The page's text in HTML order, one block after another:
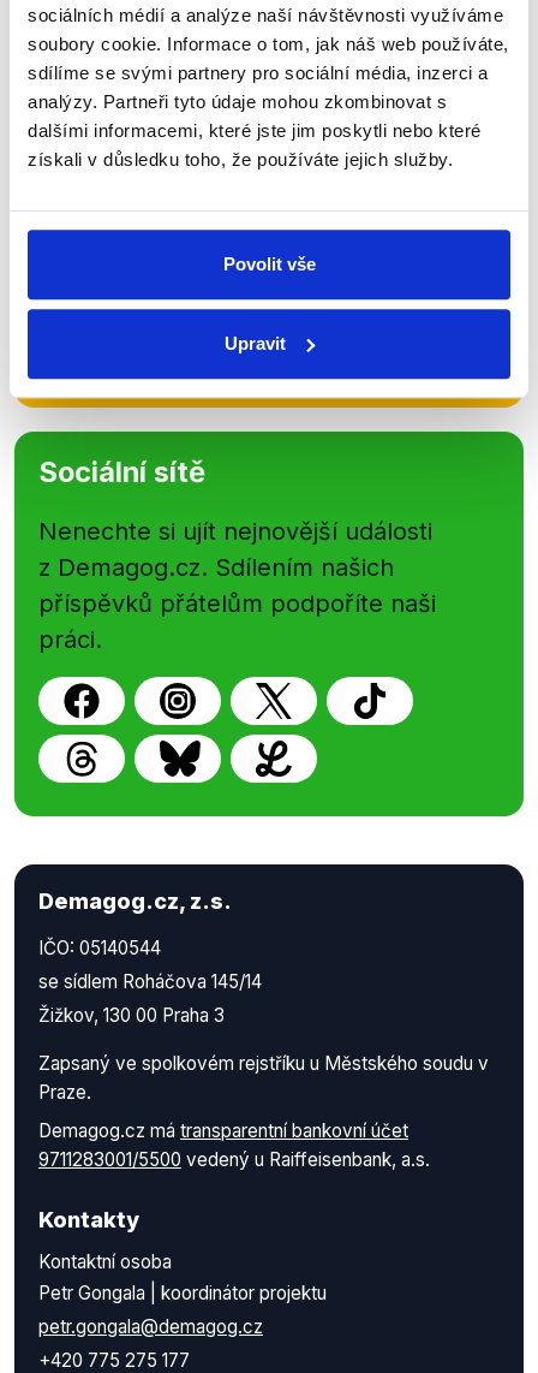
sociálních médií a analýze naší návštěvnosti využíváme
soubory cookie. Informace o tom, jak náš web používáte,
sdílíme se svými partnery pro sociální média, inzerci a
analýzy. Partneři tyto údaje mohou zkombinovat s
dalšími informacemi, které jste jim poskytli nebo které
získali v důsledku toho, že používáte jejich služby.
Povolit vše
Upravit
Přihlaste se k odběru našeho
newsletteru nebowhatsappového
kanálu, kde pravidelně přinášíme
shrnutí nejzajímavějších článků a analýz.
Začněte nás odebírat, a mějte tak
nepravdy se zrovna v Česku šíří.
WhatsApp
Sociální sítě
Nenechte si ujít nejnovější události
z Demagog.cz. Sdílením našich
příspěvků přátelům podpoříte naši
práci.
Demagog.cz, z.s.
IČO: 05140544
se sídlem Roháčova 145/14
Žižkov, 130 00 Praha 3
Zapsaný ve spolkovém rejstříku u Městského soudu v
Praze.
Demagog.cz má transparentní bankovní účet
9711283001/5500 vedený u Raiffeisenbank, a.s.
Kontakty
Kontaktní osoba
Petr Gongala | koordinátor projektu
petr.gongala@demagog.cz
+420 775 275 177